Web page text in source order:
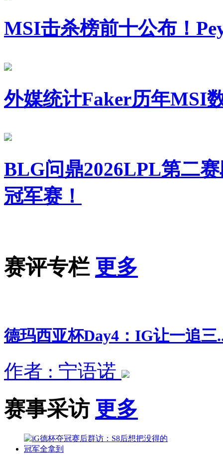
MSI击杀榜前十公布！
外媒统计Faker历年MSI
BLG问鼎2026LPL第二
冠军赛！
赛评专栏 更多
德玛西亚杯Day4：IG让一追三
作者 : 宁语诺
赛事采访 更多